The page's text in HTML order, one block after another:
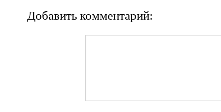
Добавить комментарий: